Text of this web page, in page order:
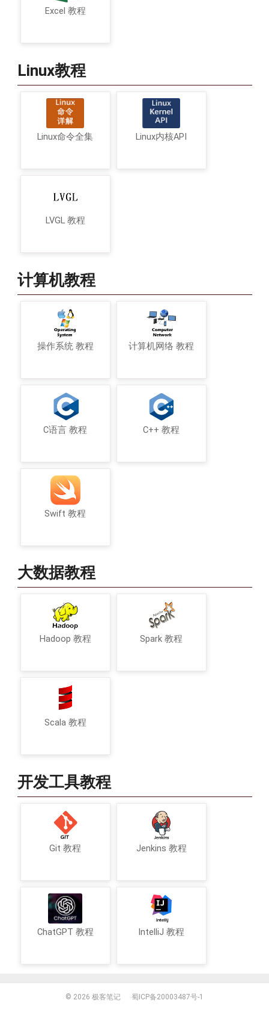
Excel 教程
Linux教程
Linux命令全集 Linux内核API
LVGL 教程
计算机教程
操作系统 教程 计算机网络 教程
C语言 教程 C++ 教程
Swift 教程
大数据教程
Hadoop 教程 Spark 教程
Scala 教程
开发工具教程
Git 教程 Jenkins 教程
ChatGPT 教程 IntelliJ 教程
© 2026 极客笔记 蜀ICP备20003487号-1